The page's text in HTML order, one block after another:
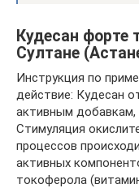
Кудесан форте
Султане
Инструкция по
действие: Кудесан
активным добавкам,
Стимуляция
процессов
активных
токоферола